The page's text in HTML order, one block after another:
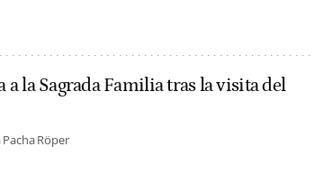
a la Sagrada Familia tras la visita del
Röper